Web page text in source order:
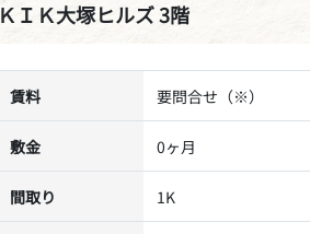
ＫＩＫ大塚ヒルズ 3階
賃料 要問合せ（※）
敷金 0ヶ月
間取り 1K